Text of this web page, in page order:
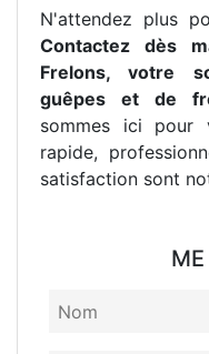
N'attendez plus
Contactez dès
Frelons, votre
guêpes et de
sommes ici pour
rapide,
satisfaction sont